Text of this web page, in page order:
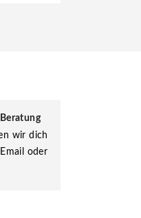
wir dich
oder